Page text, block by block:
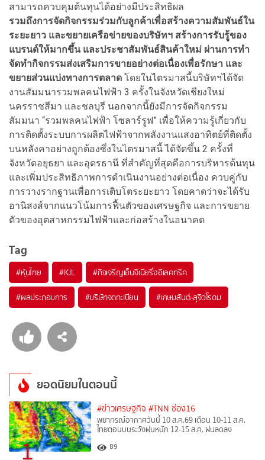
สามารถควบคุมต้นทุนได้อย่างมีประสิทธิผล
รวมถึงการจัดกิจกรรมร่วมกับลูกค้าเพื่อสร้างความสัมพันธ์ใน
ระยะยาว และขยายเครือข่ายของบริษัทฯ สร้างการรับรู้ของ
แบรนด์ให้มากขึ้น และประชาสัมพันธ์สินค้าใหม่ ผ่านการทำ
จัดทำกิจกรรมส่งเสริมการขายอย่างต่อเนื่องเพื่อรักษา และ
ขยายส่วนแบ่งทางการตลาด โดยในไตรมาสนี้บริษัทฯได้จัด
งานสัมมนารวมพลคนไฟฟ้า 3 ครั้งในจังหวัดเชียงใหม่
นครราชสีมา และชลบุรี นอกจากนี้ยังมีการจัดกิจกรรม
สัมมนา “รวมพลคนไฟฟ้า โซลาร์รูฟ” เพื่อให้ความรู้เกี่ยวกับ
การติดตั้งระบบการผลิตไฟฟ้าจากพลังงานแสงอาทิตย์ที่ติดตั้ง
บนหลังคาอย่างถูกต้องซึ่งในไตรมาสนี้ ได้จัดขึ้น 2 ครั้งที่
จังหวัดอยุธยา และอุดรธานี ที่สำคัญที่สุดคือการบริหารต้นทุน
และเพิ่มประสิทธิภาพการดำเนินงานอย่างต่อเนื่อง ควบคู่กับ
การวางรากฐานเพื่อการเติบโตระยะยาว โดยคาดว่าจะได้รับ
อานิสงส์จากแนวโน้มการฟื้นตัวของเศรษฐกิจ และการขยาย
ตัวของอุตสาหกรรมไฟฟ้าและก่อสร้างในอนาคต
Tag
#หุ้นไทย #KJL #กิจเจริญเอ็นจิเนียริ่งอีเลคทริค
#ผลประกอบการ #บริษัทจดทะเบียน #เกษมสันต์-สุจิวโรดม
ยอดนิยมในตอนนี้
1
#ข่าวเศรษฐกิจ #TNN ช่อง16
พยากรณ์อากาศวันนี้ 10 ส.ค.69 เตือน 10-11 ส.ค.
ไทยตอนบนระวังฝนหนัก 12-15 ส.ค. ฝนลดลง
89